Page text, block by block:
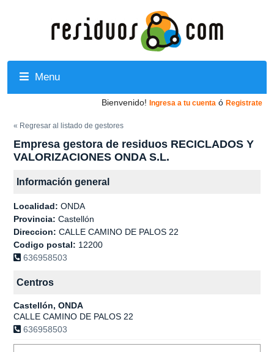
Menu
Bienvenido! Ingresa a tu cuenta ó Registrate
« Regresar al listado de gestores
Empresa gestora de residuos RECICLADOS Y
VALORIZACIONES ONDA S.L.
Información general
Localidad: ONDA
Provincia: Castellón
Direccion: CALLE CAMINO DE PALOS 22
Codigo postal: 12200
636958503
Centros
Castellón, ONDA
CALLE CAMINO DE PALOS 22
636958503